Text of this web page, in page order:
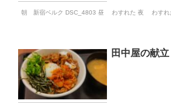
朝 新宿ベルク DSC_4803 昼 わすれた 夜 わすれ
田中屋の献